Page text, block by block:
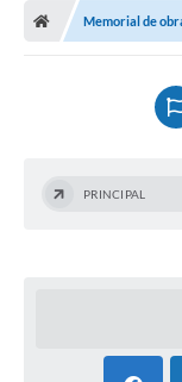
Memorial de
PRINCIPAL